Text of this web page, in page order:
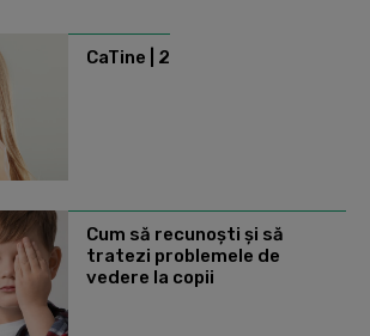
CaTine | 2
Cum să recunoști și să
tratezi problemele de
vedere la copii